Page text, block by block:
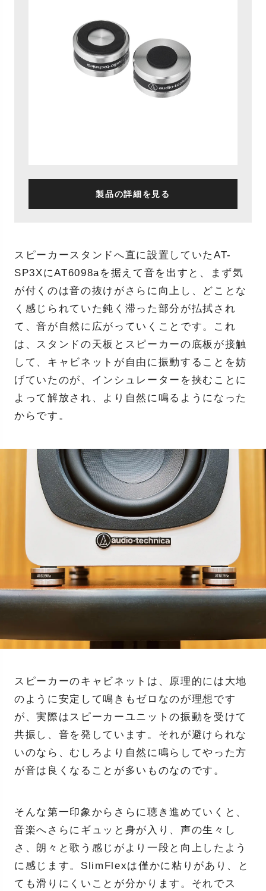
製品の詳細を見る
スピーカースタンドへ直に設置していたAT-
SP3XにAT6098aを据えて音を出すと、まず気
が付くのは音の抜けがさらに向上し、どことな
く感じられていた鈍く滞った部分が払拭され
て、音が自然に広がっていくことです。これ
は、スタンドの天板とスピーカーの底板が接触
して、キャビネットが自由に振動することを妨
げていたのが、インシュレーターを挟むことに
よって解放され、より自然に鳴るようになった
からです。
スピーカーのキャビネットは、原理的には大地
のように安定して鳴きもゼロなのが理想です
が、実際はスピーカーユニットの振動を受けて
共振し、音を発しています。それが避けられな
いのなら、むしろより自然に鳴らしてやった方
が音は良くなることが多いものなのです。
そんな第一印象からさらに聴き進めていくと、
音楽へさらにギュッと身が入り、声の生々し
さ、朗々と歌う感じがより一段と向上したよう
に感じます。SlimFlexは僅かに粘りがあり、と
ても滑りにくいことが分かります。それでス